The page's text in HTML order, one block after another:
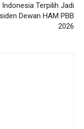
Indonesia Terpilih Jadi
Dewan HAM PBB
2026